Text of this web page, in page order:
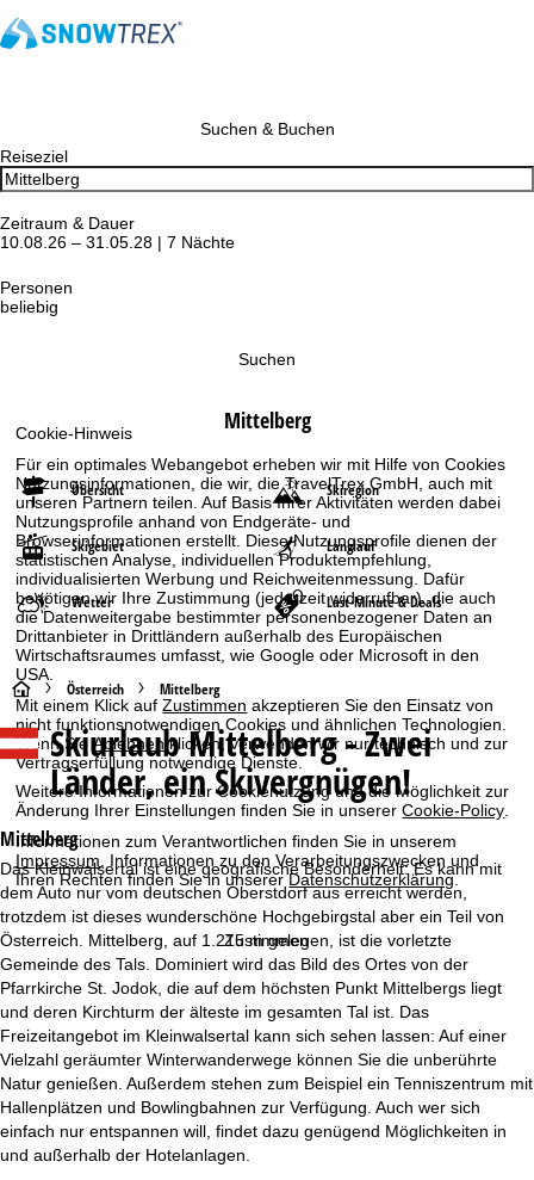
Cookie-Hinweis
Für ein optimales Webangebot erheben wir mit Hilfe von Cookies
Nutzungsinformationen, die wir, die TravelTrex GmbH, auch mit
unseren Partnern teilen. Auf Basis Ihrer Aktivitäten werden dabei
Nutzungsprofile anhand von Endgeräte- und
Browserinformationen erstellt. Diese Nutzungsprofile dienen der
statistischen Analyse, individuellen Produktempfehlung,
individualisierten Werbung und Reichweitenmessung. Dafür
benötigen wir Ihre Zustimmung (jederzeit widerrufbar), die auch
die Datenweitergabe bestimmter personenbezogener Daten an
Drittanbieter in Drittländern außerhalb des Europäischen
Wirtschaftsraumes umfasst, wie Google oder Microsoft in den
USA.
Mit einem Klick aufZustimmen akzeptieren Sie den Einsatz von
nicht funktionsnotwendigen Cookies und ähnlichen Technologien.
Wenn SieAblehnen klicken, verwenden wir nur technisch und zur
Vertragserfüllung notwendige Dienste.
Weitere Informationen zur Cookienutzung und die Möglichkeit zur
Änderung Ihrer Einstellungen finden Sie in unsererCookie-Policy
Informationen zum Verantwortlichen finden Sie in unserem
Impressum . Informationen zu den Verarbeitungszwecken und
Ihren Rechten finden Sie in unsererDatenschutzerklärung.
Zustimmen
Suchen & Buchen
Reiseziel
Zeitraum & Dauer
10.08.26 – 31.05.28 | 7 Nächte
Personen
beliebig
Suchen
Mittelberg
Übersicht Skiregion
Skigebiet Langlauf
Wetter Last-Minute & Deals
S
t
a
r
t
e
i
t
e
Österreich Mittelberg
SkiurlaubMittelberg - Zwei
Länder, ein Skivergnügen!
Mittelberg
Das Kleinwalsertal ist eine geografische Besonderheit: Es kann mit
dem Auto nur vom deutschen Oberstdorf aus erreicht werden,
trotzdem ist dieses wunderschöne Hochgebirgstal aber ein Teil von
Österreich. Mittelberg, auf 1.215 m gelegen, ist die vorletzte
Gemeinde des Tals. Dominiert wird das Bild des Ortes von der
Pfarrkirche St. Jodok, die auf dem höchsten Punkt Mittelbergs liegt
und deren Kirchturm der älteste im gesamten Tal ist. Das
Freizeitangebot im Kleinwalsertal kann sich sehen lassen: Auf einer
Vielzahl geräumter Winterwanderwege können Sie die unberührte
Natur genießen. Außerdem stehen zum Beispiel ein Tenniszentrum mit
Hallenplätzen und Bowlingbahnen zur Verfügung. Auch wer sich
einfach nur entspannen will, findet dazu genügend Möglichkeiten in
und außerhalb der Hotelanlagen.